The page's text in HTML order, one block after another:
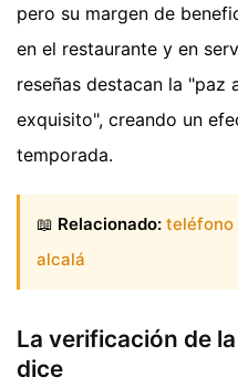
pero su margen de
en el restaurante y en
reseñas destacan la "paz
exquisito", creando un
temporada.
📖 Relacionado: teléfono
alcalá
La verificación de
dice